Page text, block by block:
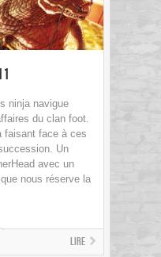
ninja navigue
du clan foot.
faisant face à ces
Un
avec un
nous réserve la
Lire